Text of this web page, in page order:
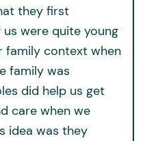
they first
were quite young
family context when
family was
did help us get
care when we
idea was they